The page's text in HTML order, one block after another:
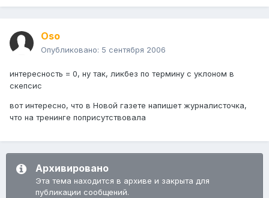
Oso
Опубликовано: 5 сентября 2006
интересность = 0, ну так, ликбез по термину с уклоном в
скепсис
вот интересно, что в Новой газете напишет журналисточка,
что на тренинге поприсутствовала
Архивировано
Эта тема находится в архиве и закрыта для
публикации сообщений.